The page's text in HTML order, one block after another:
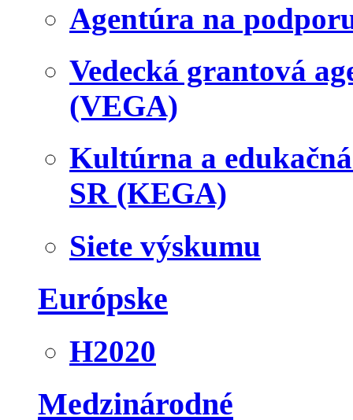
Agentúra na
Vedecká grantová
(VEGA)
Kultúrna a
SR (KEGA)
Siete výskumu
Európske
H2020
Medzinárodné